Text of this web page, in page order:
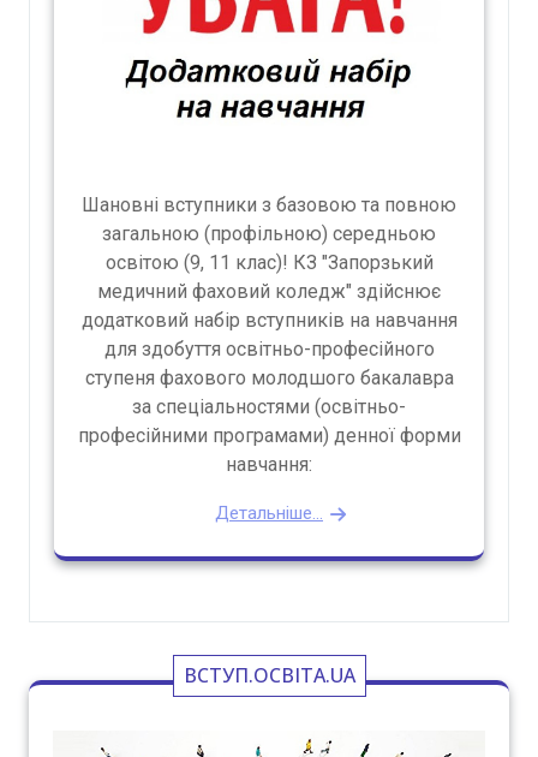
Шановні вступники з базовою та повною
загальною (профільною) середньою
освітою (9, 11 клас)! КЗ "Запорзький
медичний фаховий коледж" здійснює
додатковий набір вступників на навчання
для здобуття освітньо-професійного
ступеня фахового молодшого бакалавра
за спеціальностями (освітньо-
професійними програмами) денної форми
навчання:
Детальніше...
ВСТУП.ОСВІТА.UA